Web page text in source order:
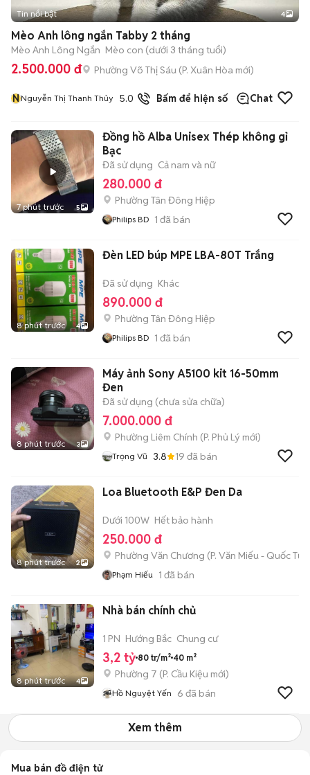
Tin nổi bật 4
Mèo Anh lông ngắn Tabby 2 tháng
Mèo Anh Lông Ngắn Mèo con (dưới 3 tháng tuổi)
2.500.000 đ Phường Võ Thị Sáu (P. Xuân Hòa mới)
NNguyễn Thị Thanh Thủy 5.0 19 đã bán
Bấm để hiện số Chat
7 phút trước 5
Đồng hồ Alba Unisex Thép không gỉ
Bạc
Đã sử dụng Cả nam và nữ
280.000 đ
Phường Tân Đông Hiệp
Philips BD 1 đã bán
8 phút trước 4
Đèn LED búp MPE LBA-80T Trắng
Đã sử dụng Khác
890.000 đ
Phường Tân Đông Hiệp
Philips BD 1 đã bán
8 phút trước 3
Máy ảnh Sony A5100 kit 16-50mm
Đen
Đã sử dụng (chưa sửa chữa)
7.000.000 đ
Phường Liêm Chính (P. Phủ Lý mới)
Trọng Vũ 3.8 19 đã bán
8 phút trước 2
Loa Bluetooth E&P Đen Da
Dưới 100W Hết bảo hành
250.000 đ
Phường Văn Chương (P. Văn Miếu - Quốc Tử
Phạm Hiếu 1 đã bán
8 phút trước 4
Nhà bán chính chủ
1 PN Hướng Bắc Chung cư
3,2 tỷ 80 tr/m² 40 m²
Phường 7 (P. Cầu Kiệu mới)
Hồ Nguyệt Yến 6 đã bán
Xem thêm
Mua bán đồ điện tử